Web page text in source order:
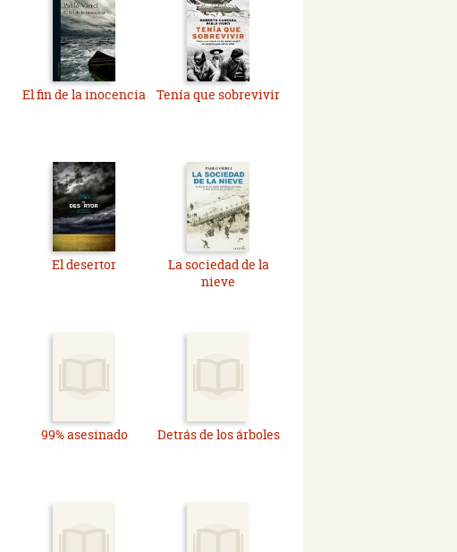
El fin de la inocencia Tenía que sobrevivir
El desertor
La sociedad de la
nieve
99% asesinado Detrás de los árboles